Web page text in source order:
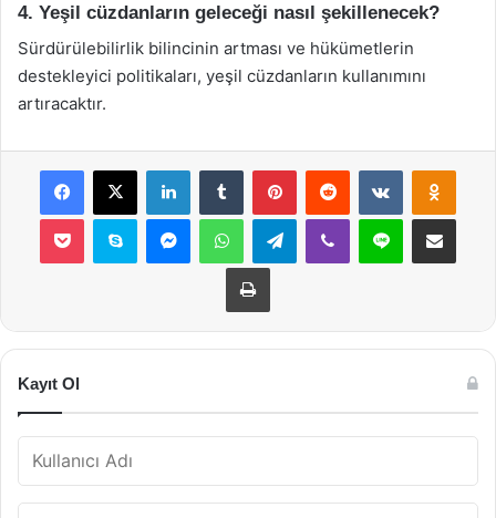
4. Yeşil cüzdanların geleceği nasıl şekillenecek?
Sürdürülebilirlik bilincinin artması ve hükümetlerin
destekleyici politikaları, yeşil cüzdanların kullanımını
artıracaktır.
Facebook
X LinkedInTumblr PinterestReddit VKontakte
Pocket Skype MessengerWhatsAppTelegramViber Line E-Posta ile
Yazdır
Kayıt Ol